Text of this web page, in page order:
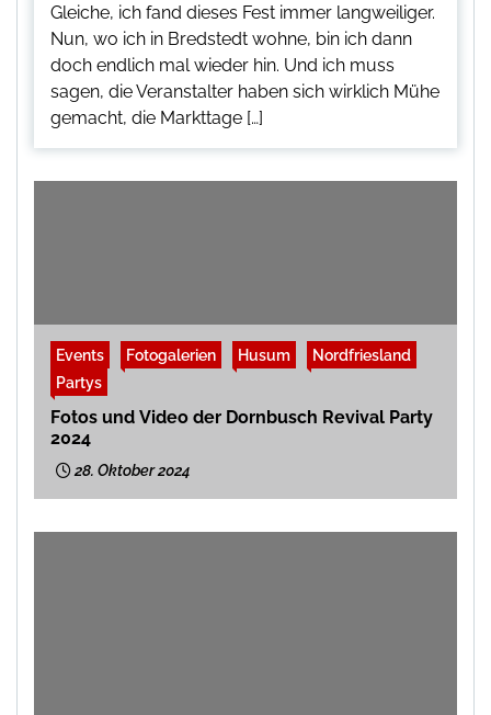
Gleiche, ich fand dieses Fest immer langweiliger.
Nun, wo ich in Bredstedt wohne, bin ich dann
doch endlich mal wieder hin. Und ich muss
sagen, die Veranstalter haben sich wirklich Mühe
gemacht, die Markttage […]
Events Fotogalerien Husum
Nordfriesland
Partys
Fotos und Video der Dornbusch Revival Party
2024
28. Oktober 2024